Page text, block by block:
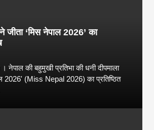
जीता ‘मिस नेपाल 2026’ का
नेपाल की बहुमुखी प्रतिभा की धनी दीपमाला
2026' (Miss Nepal 2026) का प्रतिष्ठित